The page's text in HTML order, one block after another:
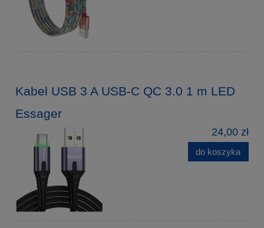
Kabel USB 3 A USB-C QC 3.0 1 m LED
Essager
24,00 zł
do koszyka